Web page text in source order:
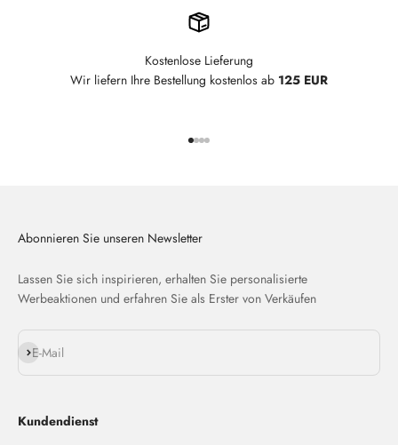
Kostenlose Lieferung
Wir liefern Ihre Bestellung kostenlos ab 125 EUR
Abonnieren Sie unseren Newsletter
Lassen Sie sich inspirieren, erhalten Sie personalisierte
Werbeaktionen und erfahren Sie als Erster von Verkäufen
E-Mail
Abonnieren
Kundendienst